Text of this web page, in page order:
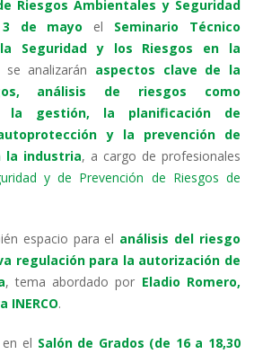
at
s
A
p
p
e
gr
a
m
ai
l
m
p
ar
ti
r
Riesgos Ambientales y Seguridad
de mayo el Seminario Técnico
Seguridad y los Riesgos en la
analizarán aspectos clave de la
análisis de riesgos como
la gestión, la planificación de
y la prevención de
la industria, a cargo de profesionales
y de Prevención de Riesgos de
espacio para el análisis del riesgo
regulación para la autorización de
, tema abordado por Eladio Romero,
.
el Salón de Grados (de 16 a 18,30